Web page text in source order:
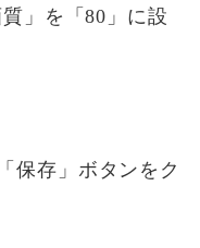
」を「80」に設
保存」ボタンをク